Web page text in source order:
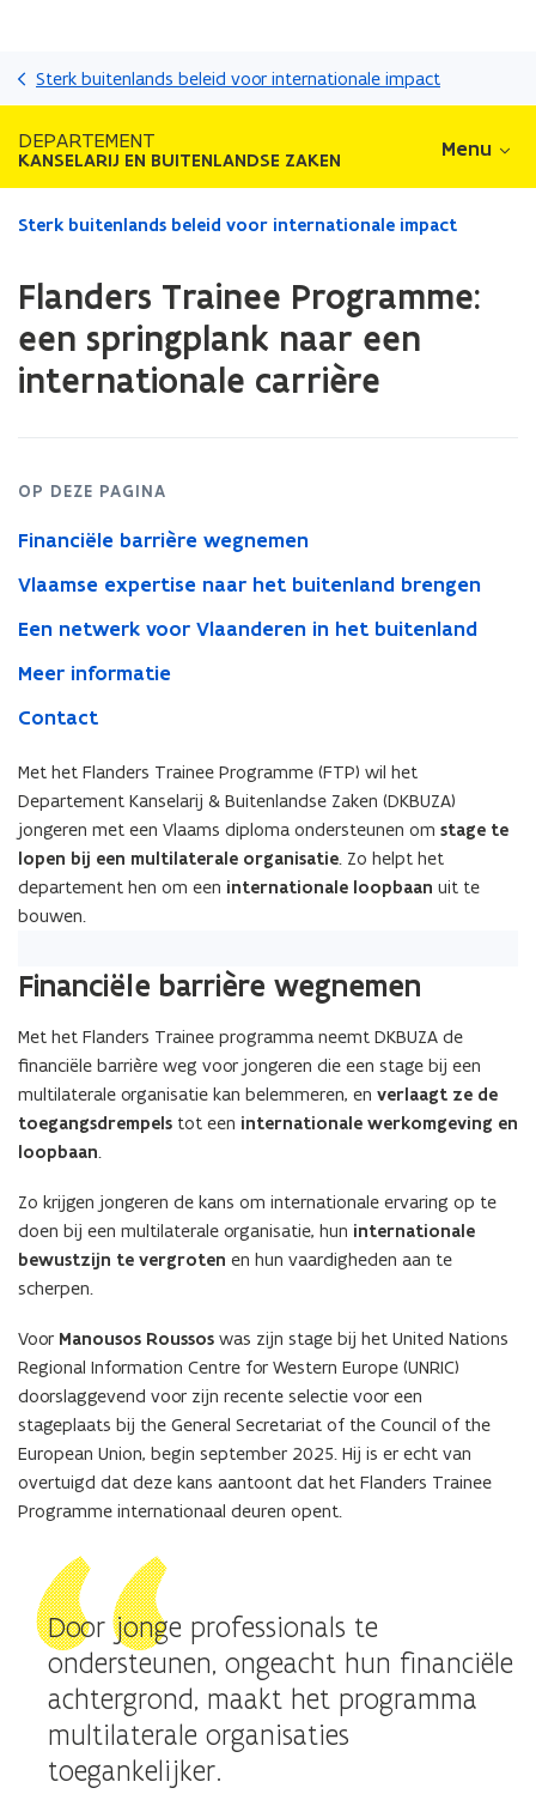
en
naar
inhoud
Sterk buitenlands beleid voor internationale impact
DEPARTEMENT
KANSELARIJ EN BUITENLANDSE ZAKEN Menu
Gedaan
zich
op:
Flanders
springplank
een
internationale
Sterk buitenlands beleid voor internationale impact
Flanders Trainee Programme:
een springplank naar een
internationale carrière
OP DEZE PAGINA
Financiële barrière wegnemen
Vlaamse expertise naar het buitenland brengen
Een netwerk voor Vlaanderen in het buitenland
Meer informatie
Contact
Met het Flanders Trainee Programme (FTP) wil het
Departement Kanselarij & Buitenlandse Zaken (DKBUZA)
jongeren met een Vlaams diploma ondersteunen om stage te
lopen bij een multilaterale organisatie. Zo helpt het
departement hen om een internationale loopbaan uit te
bouwen.
Financiële barrière wegnemen
Met het Flanders Trainee programma neemt DKBUZA de
financiële barrière weg voor jongeren die een stage bij een
multilaterale organisatie kan belemmeren, en verlaagt ze de
toegangsdrempels tot een internationale werkomgeving en
loopbaan.
Zo krijgen jongeren de kans om internationale ervaring op te
doen bij een multilaterale organisatie, hun internationale
bewustzijn te vergroten en hun vaardigheden aan te
scherpen.
Voor Manousos Roussos was zijn stage bij het United Nations
Regional Information Centre for Western Europe (UNRIC)
doorslaggevend voor zijn recente selectie voor een
stageplaats bij the General Secretariat of the Council of the
European Union, begin september 2025. Hij is er echt van
overtuigd dat deze kans aantoont dat het Flanders Trainee
Programme internationaal deuren opent.
Door jonge professionals te
ondersteunen, ongeacht hun financiële
achtergrond, maakt het programma
multilaterale organisaties
toegankelijker.